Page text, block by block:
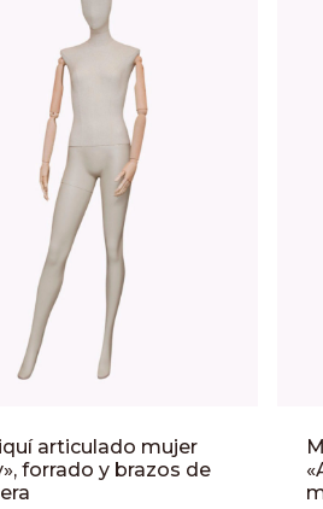
articulado mujer
forrado y brazos de